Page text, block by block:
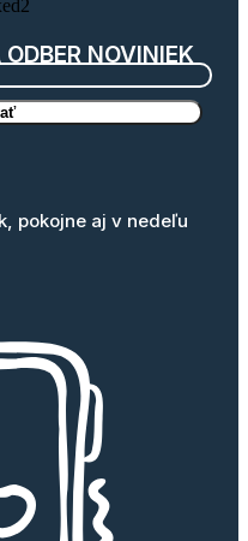
NOVINIEK
pokojne aj v nedeľu